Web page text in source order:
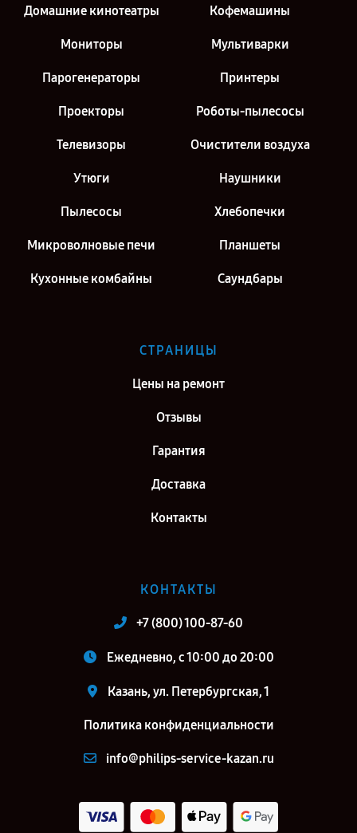
Ремонт парогенератора Philips PerfectCare 8000 Series PSG8130 в
Ремонт парогенератора Philips PerfectCare 8000 Series PSG8130 в
г. Киров
Ремонт парогенератора Philips PerfectCare 8000 Series PSG8130 в
Ремонт парогенератора Philips PerfectCare 8000 Series PSG8130 в
г. Санкт-Петербург
Домашние кинотеатры Кофемашины
Мониторы Мультиварки
Парогенераторы Принтеры
Проекторы Роботы-пылесосы
Телевизоры Очистители воздуха
Утюги Наушники
Пылесосы Хлебопечки
Микроволновые печи Планшеты
Кухонные комбайны Саундбары
СТРАНИЦЫ
Цены на ремонт
Отзывы
Гарантия
Доставка
Контакты
КОНТАКТЫ
+7 (800) 100-87-60
Ежедневно, с 10:00 до 20:00
Казань, ул. Петербургская, 1
Политика конфиденциальности
info@philips-service-kazan.ru